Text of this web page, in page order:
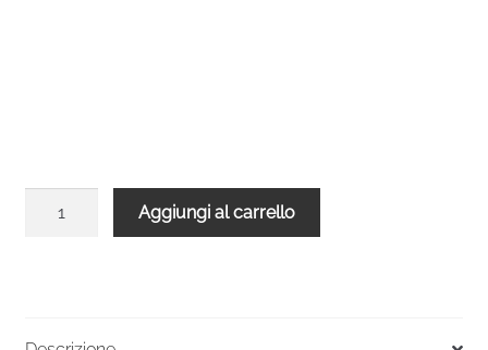
bianca
Aggiungi al carrello